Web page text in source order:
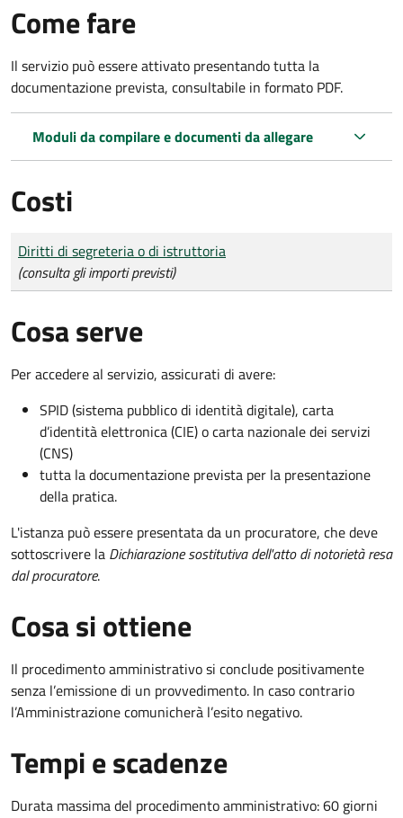
Come fare
Il servizio può essere attivato presentando tutta la
documentazione prevista, consultabile in formato PDF.
Moduli da compilare e documenti da allegare
Costi
Tipo di pagamento
Importo
Diritti di segreteria o di istruttoria
(consulta gli importi previsti)
Cosa serve
Per accedere al servizio, assicurati di avere:
SPID (sistema pubblico di identità digitale), carta
d’identità elettronica (CIE) o carta nazionale dei servizi
(CNS)
tutta la documentazione prevista per la presentazione
della pratica.
L'istanza può essere presentata da un procuratore, che deve
sottoscrivere la Dichiarazione sostitutiva dell'atto di notorietà resa
dal procuratore.
Cosa si ottiene
Il procedimento amministrativo si conclude positivamente
senza l’emissione di un provvedimento. In caso contrario
l’Amministrazione comunicherà l’esito negativo.
Tempi e scadenze
Durata massima del procedimento amministrativo: 60 giorni